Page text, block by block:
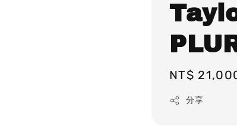
Regular
price
NT$
分享